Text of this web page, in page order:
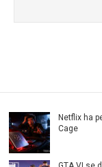
Netflix ha
Cage